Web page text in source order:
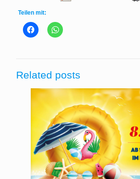
Teilen mit:
Related posts